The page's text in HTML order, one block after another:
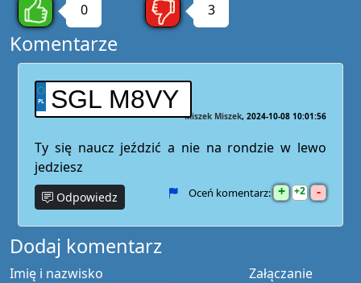
0 3
Komentarze
SGL M8VY
Miszek Miszek 2024-10-08 10:01:56
Ty się naucz jeździć a nie na rondzie w lewo
jedziesz
Odpowiedz Oceń komentarz: + 2 -
Dodaj komentarz
Załączanie
Imię i nazwisko